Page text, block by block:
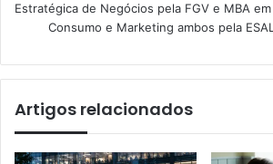
Estratégica de Negócios pela FGV e MBA
Consumo e Marketing ambos pela
Artigos relacionados